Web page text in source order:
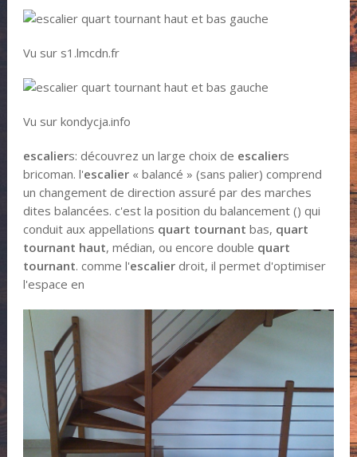
Vu sur s1.lmcdn.fr
Vu sur kondycja.info
escaliers: découvrez un large choix de escaliers
bricoman. l'escalier« balancé » (sans palier) comprend
un changement de direction assuré par des marches
dites balancées. c'est la position du balancement () qui
conduit aux appellations quart tournant bas, quart
tournant haut, médian, ou encore double quart
tournant. comme l'escalierdroit, il permet d'optimiser
l'espace en